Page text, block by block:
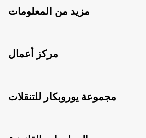
مزيد من المعلومات
مركز أعمال
مجموعة يوروبكار للتنقلات